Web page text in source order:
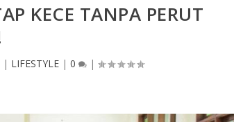
KECE TANPA PERUT
| LIFESTYLE| 0 |